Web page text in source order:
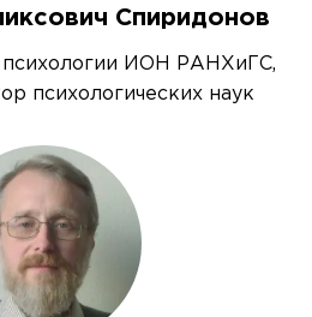
Спиридонов
психологии ИОН РАНХиГС,
психологических наук